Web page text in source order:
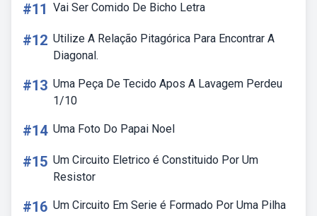
#11 Vai Ser Comido De Bicho Letra
#12 Utilize A Relação Pitagórica Para Encontrar A
Diagonal.
#13 Uma Peça De Tecido Apos A Lavagem Perdeu
1/10
#14 Uma Foto Do Papai Noel
#15 Um Circuito Eletrico é Constituido Por Um
Resistor
#16 Um Circuito Em Serie é Formado Por Uma Pilha